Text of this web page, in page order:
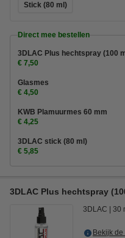
Stick (80 ml)
Direct mee bestellen
3DLAC Plus hechtspray (100
€ 7,50
Glasmes
€ 4,50
KWB Plamuurmes 60 mm
€ 4,25
3DLAC stick (80 ml)
€ 5,85
3DLAC Plus hechtspray
3DLAC 30
Bekijk